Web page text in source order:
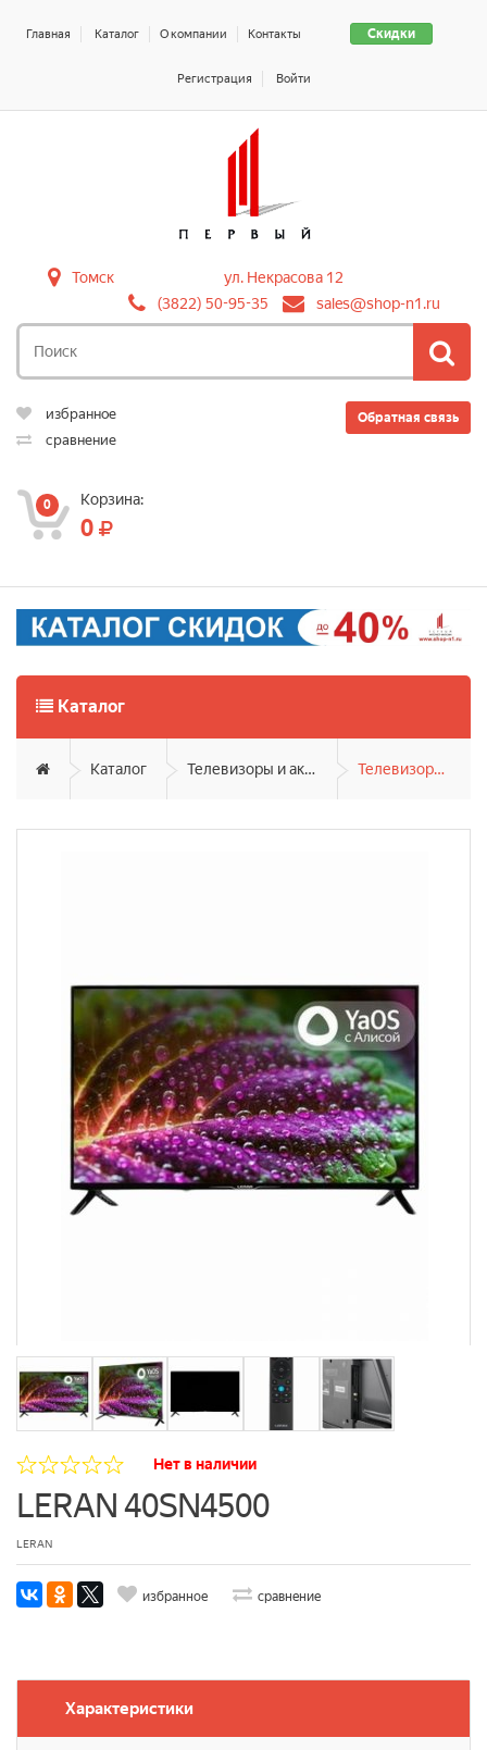
Скидки
Главная Каталог О компании Контакты
Регистрация Войти
Томск
ул. Некрасова 12
(3822) 50-95-35
sales@shop-n1.ru
Обратная связь
избранное
сравнение
0 Корзина:
0
Каталог
Каталог Телевизоры и аксессуары Телевизоры 32-43"
Нет в наличии
LERAN 40SN4500
LERAN
избранное сравнение
Характеристики